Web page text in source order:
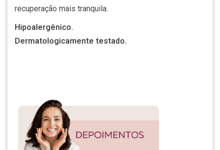
recuperação mais tranquila.
Hipoalergênico.
Dermatologicamente testado.